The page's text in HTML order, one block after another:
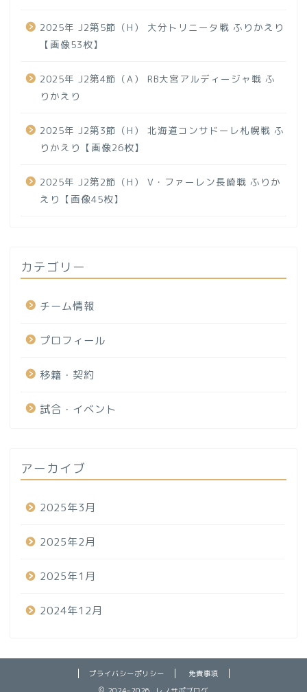
2025年 J2第5節（H） 大分トリニータ戦 ふりかえり
【画像53枚】
2025年 J2第4節（A） RB大宮アルディージャ戦 ふ
りかえり
2025年 J2第3節（H） 北海道コンサドーレ札幌戦 ふ
りかえり【画像26枚】
2025年 J2第2節（H） V・ファーレン長崎戦 ふりか
えり【画像45枚】
カテゴリー
チーム情報
プロフィール
移籍・契約
試合・イベント
アーカイブ
2025年3月
2025年2月
2025年1月
2024年12月
プライバシーポリシー
免責事項